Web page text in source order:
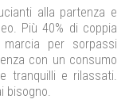
alla partenza e
Più 40% di coppia
per sorpassi
con un consumo
tranquilli e rilassati.
bisogno.